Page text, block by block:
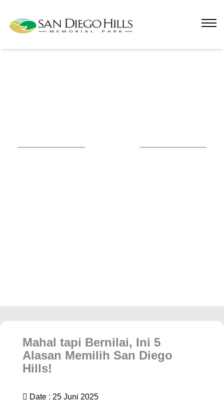
Mahal tapi Bernilai, Ini 5
Alasan Memilih San Diego
Hills!
Date : 25 Juni 2025